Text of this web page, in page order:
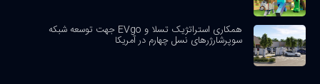
همکاری استراتژیک تسلا و EVgo جهت توسعه شبکه
سوپرشارژرهای نسل چهارم در آمریکا